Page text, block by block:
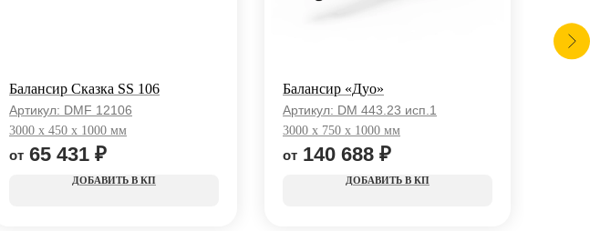
Балансир Сказка SS 106
Артикул: DMF 12106
3000 x 450 x 1000 мм
65 431 ₽
КП
Балансир «Дуо»
Артикул: DM 443.23 исп.1
3000 x 750 x 1000 мм
140 688 ₽
КП